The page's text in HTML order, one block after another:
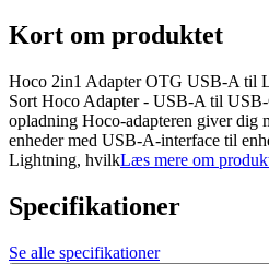
Kort om produktet
Hoco 2in1 Adapter OTG USB-A til
Sort Hoco Adapter - USB-A til
opladning Hoco-adapteren giver dig
enheder med USB-A-interface til
Lightning, hvilkLæs mere om
Specifikationer
Se alle specifikationer